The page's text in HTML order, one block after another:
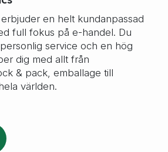
en helt kundanpassad
full fokus på e-handel. Du
service och en hög
dig med allt från
& pack, emballage till
världen.